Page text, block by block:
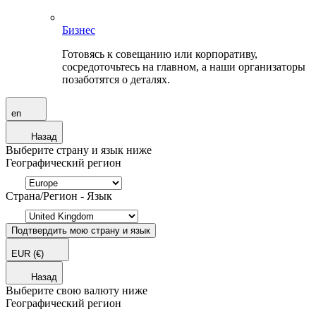
Бизнес
Готовясь к совещанию или корпоративу,
сосредоточьтесь на главном, а наши организаторы
позаботятся о деталях.
en
Назад
Выберите страну и язык ниже
Географический регион
Страна/Регион - Язык
Подтвердить мою страну и язык
EUR (€)
Назад
Выберите свою валюту ниже
Географический регион